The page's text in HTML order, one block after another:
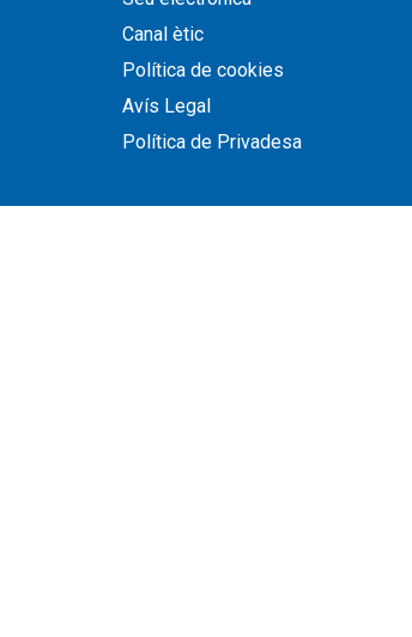
Canal ètic
Política de cookies
Avís Legal
Política de Privadesa